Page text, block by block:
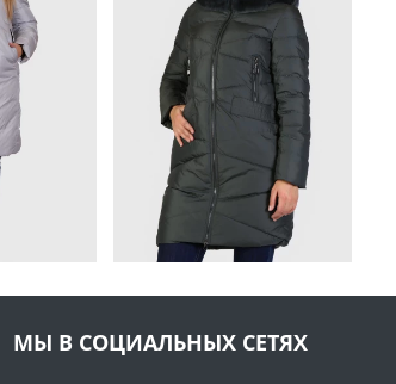
МЫ В СОЦИАЛЬНЫХ СЕТЯХ